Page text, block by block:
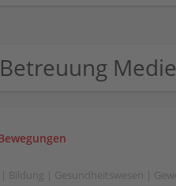
Bildung | Gesundheitswesen |